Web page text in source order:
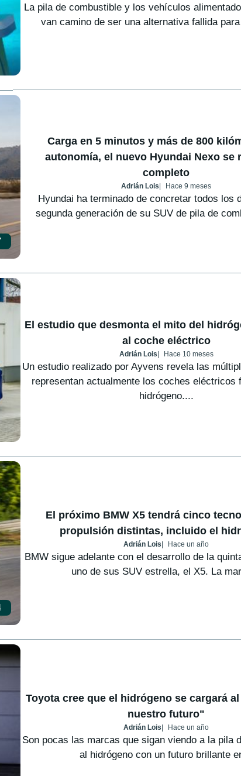
La pila de combustible y los vehículos
van camino de ser una alternativa fallida
Carga en 5 minutos y más de 800
autonomía, el nuevo Hyundai Nexo se
completo
Adrián Lois Hace 9 meses
Hyundai ha terminado de concretar todos los
segunda generación de su SUV de pila de
El estudio que desmonta el mito del
al coche eléctrico
Adrián Lois Hace 10 meses
Un estudio realizado por Ayvens revela las
representan actualmente los coches eléctricos
hidrógeno....
El próximo BMW X5 tendrá cinco
propulsión distintas, incluido el
Adrián Lois Hace un año
BMW sigue adelante con el desarrollo de la
uno de sus SUV estrella, el X5. La
Toyota cree que el hidrógeno se cargará
nuestro futuro"
Adrián Lois Hace un año
Son pocas las marcas que sigan viendo a la pila
al hidrógeno con un futuro brillante